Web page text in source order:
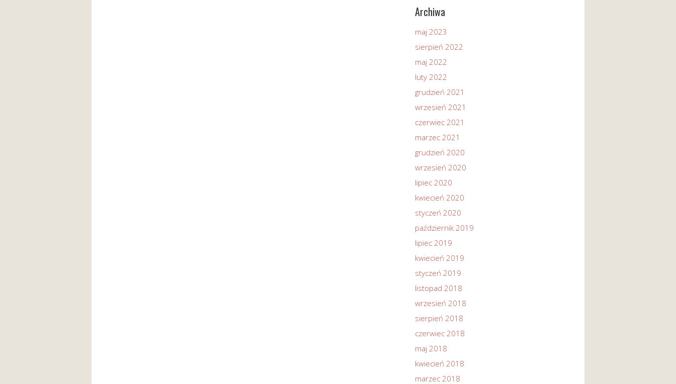
Archiwa
maj 2023
sierpień 2022
maj 2022
luty 2022
grudzień 2021
wrzesień 2021
czerwiec 2021
marzec 2021
grudzień 2020
wrzesień 2020
lipiec 2020
kwiecień 2020
styczeń 2020
październik 2019
lipiec 2019
kwiecień 2019
styczeń 2019
listopad 2018
wrzesień 2018
sierpień 2018
czerwiec 2018
maj 2018
kwiecień 2018
marzec 2018